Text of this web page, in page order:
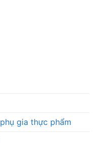
gia thực phẩm